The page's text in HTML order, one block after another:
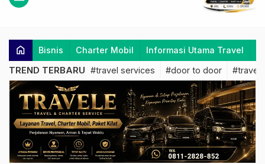
home Bisnis Charter Mobil Informasi Utama Travel
TREND TERBARU #travel services #door to door #travel